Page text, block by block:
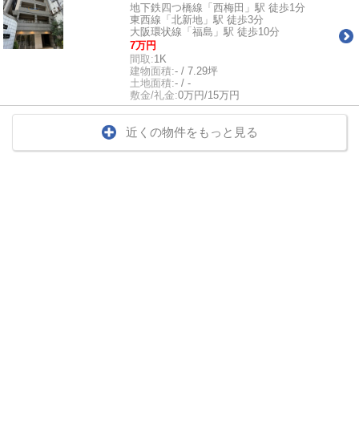
地下鉄四つ橋線「西梅田」駅 徒歩1分
東西線「北新地」駅 徒歩3分
大阪環状線「福島」駅 徒歩10分
7万円
間取:1K
建物面積:- / 7.29坪
土地面積:- / -
敷金/礼金:0万円/15万円
近くの物件をもっと見る